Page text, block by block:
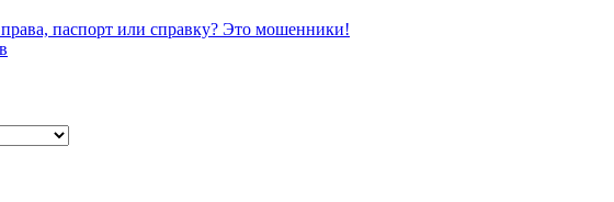
паспорт или справку? Это мошенники!